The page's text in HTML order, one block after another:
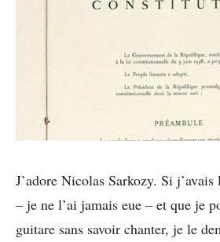
J’adore Nicolas Sarkozy. Si
– je ne l’ai jamais eue – et que je
guitare sans savoir chanter, je le